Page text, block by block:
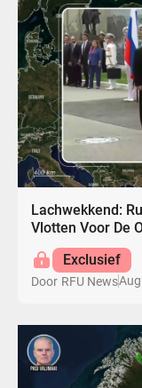
Lachwekkend:
Vlotten Voor De
Exclusief
Door RFU News